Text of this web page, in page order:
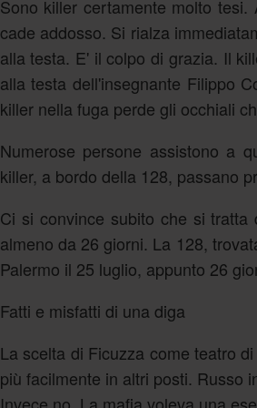
Sono killer certamente molto
cade addosso. Si rialza
alla testa. E' il colpo di grazia. Il
alla testa dell'insegnante Filippo
killer nella fuga perde gli occhiali
Numerose persone assistono a
killer, a bordo della 128, passano
Ci si convince subito che si
almeno da 26 giorni. La 128,
Palermo il 25 luglio, appunto 26
Fatti e misfatti di una diga
La scelta di Ficuzza come teatro
più facilmente in altri posti. Russo